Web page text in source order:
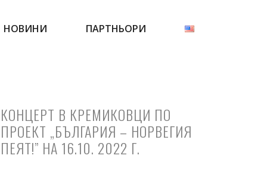
НОВИНИ ПАРТНЬОРИ
КОНЦЕРТ В КРЕМИКОВЦИ ПО
ПРОЕКТ „БЪЛГАРИЯ – НОРВЕГИЯ
ПЕЯТ!” НА 16.10. 2022 Г.